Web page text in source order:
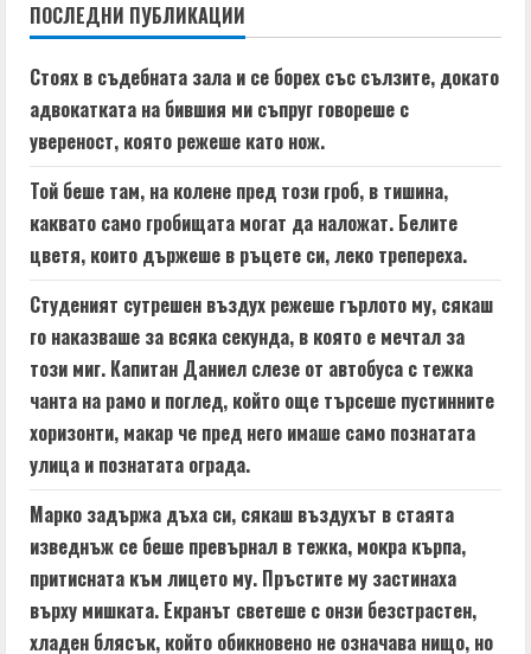
u
e
R
e
a
d
i
n
g
ПОСЛЕДНИ ПУБЛИКАЦИИ
Стоях в съдебната зала и се борех със сълзите, докато
адвокатката на бившия ми съпруг говореше с
увереност, която режеше като нож.
Той беше там, на колене пред този гроб, в тишина,
каквато само гробищата могат да наложат. Белите
цветя, които държеше в ръцете си, леко трепереха.
Студеният сутрешен въздух режеше гърлото му, сякаш
го наказваше за всяка секунда, в която е мечтал за
този миг. Капитан Даниел слезе от автобуса с тежка
чанта на рамо и поглед, който още търсеше пустинните
хоризонти, макар че пред него имаше само познатата
улица и познатата ограда.
Марко задържа дъха си, сякаш въздухът в стаята
изведнъж се беше превърнал в тежка, мокра кърпа,
притисната към лицето му. Пръстите му застинаха
върху мишката. Екранът светеше с онзи безстрастен,
хладен блясък, който обикновено не означава нищо, но